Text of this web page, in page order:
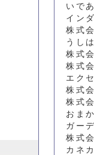
いで
イン
株式
うし
株式
株式
エク
株式
株式
おま
ガー
株式
カネ